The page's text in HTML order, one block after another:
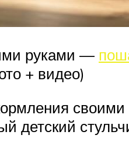
руками —
+ видео)
детский